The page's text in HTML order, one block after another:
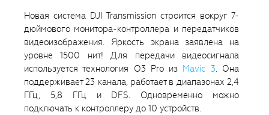
Новая система DJI Transmission строится вокруг 7-
дюймового монитора-контроллера и передатчиков
видеоизображения. Яркость экрана заявлена на
уровне 1500 нит! Для передачи видеосигнала
используется технология O3 Pro из Mavic 3. Она
поддерживает 23 канала, работает в диапазонах 2,4
ГГц, 5,8 ГГц и DFS. Одновременно можно
подключать к контроллеру до 10 устройств.